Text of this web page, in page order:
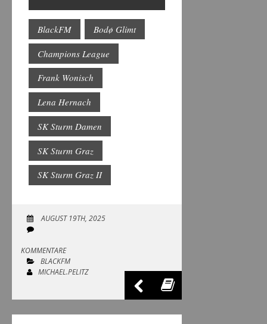
BlackFM Bodø Glimt
Champions League
Frank Wonisch
Lena Hernach
SK Sturm Damen
SK Sturm Graz
SK Sturm Graz II
AUGUST 19TH, 2025
KOMMENTARE
BLACKFM
MICHAEL.PELITZ